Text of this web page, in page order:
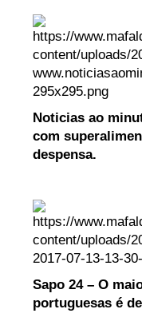
Noticias ao
com
despensa.
Sapo 24 – O
portuguesas é